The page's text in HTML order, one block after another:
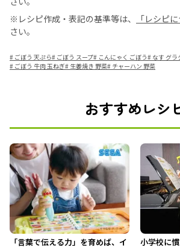
※レシピ作成・表記の基準等は、
「レシピ
さい。
# ごぼう 天ぷら# ごぼう スープ# こんにゃく ごぼう# なす グラ
# ごぼう 牛肉 玉ねぎ# 生姜焼き 野菜# チャーハン 野菜
おすすめレシ
「言葉で伝える力」を育めば、イ
小学校に